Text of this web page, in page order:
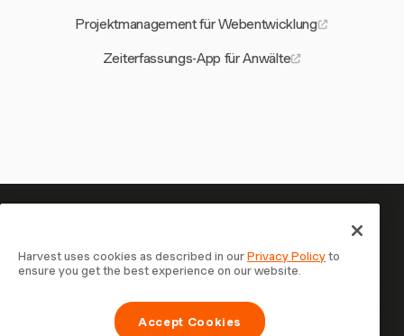
Projektmanagement für Webentwicklung
Zeiterfassungs-App für Anwälte
Ihre Zeit verdient es, erfasst zu
werden — starten Sie jetzt
Schließen Sie sich über 70.000 Unternehmen an, die mit
Harvest Zeit erfassen, Kunden abrechnen und schneller
bezahlt werden. Kostenlos testen, in 30 Sekunden
Harvest uses cookies as described in ourPrivacy Policyto
ensure you get the best experience on our website.
Accept Cookies